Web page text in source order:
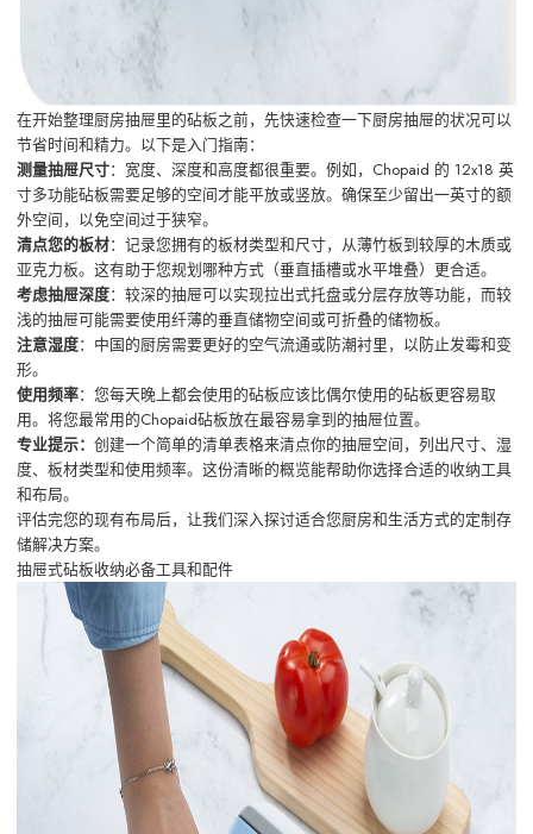
在开始整理厨房抽屉里的砧板之前，先快速检查一下厨房抽屉的状况可以
节省时间和精力。以下是入门指南：
测量抽屉尺寸：宽度、深度和高度都很重要。例如，Chopaid 的 12x18 英
寸多功能砧板需要足够的空间才能平放或竖放。确保至少留出一英寸的额
外空间，以免空间过于狭窄。
清点您的板材：记录您拥有的板材类型和尺寸，从薄竹板到较厚的木质或
亚克力板。这有助于您规划哪种方式（垂直插槽或水平堆叠）更合适。
考虑抽屉深度：较深的抽屉可以实现拉出式托盘或分层存放等功能，而较
浅的抽屉可能需要使用纤薄的垂直储物空间或可折叠的储物板。
注意湿度：中国的厨房需要更好的空气流通或防潮衬里，以防止发霉和变
形。
使用频率：您每天晚上都会使用的砧板应该比偶尔使用的砧板更容易取
用。将您最常用的Chopaid砧板放在最容易拿到的抽屉位置。
专业提示：创建一个简单的清单表格来清点你的抽屉空间，列出尺寸、湿
度、板材类型和使用频率。这份清晰的概览能帮助你选择合适的收纳工具
和布局。
评估完您的现有布局后，让我们深入探讨适合您厨房和生活方式的定制存
储解决方案。
抽屉式砧板收纳必备工具和配件